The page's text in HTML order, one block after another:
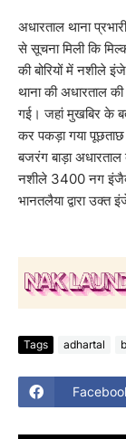
अधारताल थाना
से सूचना मिली कि
की बोरियों में नशीले
थाना की अधारताल
गई। जहां मुखबिर के
कर पकड़ा गया पूछताछ
बजरंग बाड़ा
नशीले 3400 नग
भानतलैया द्वारा उक्त
Tags adhartal